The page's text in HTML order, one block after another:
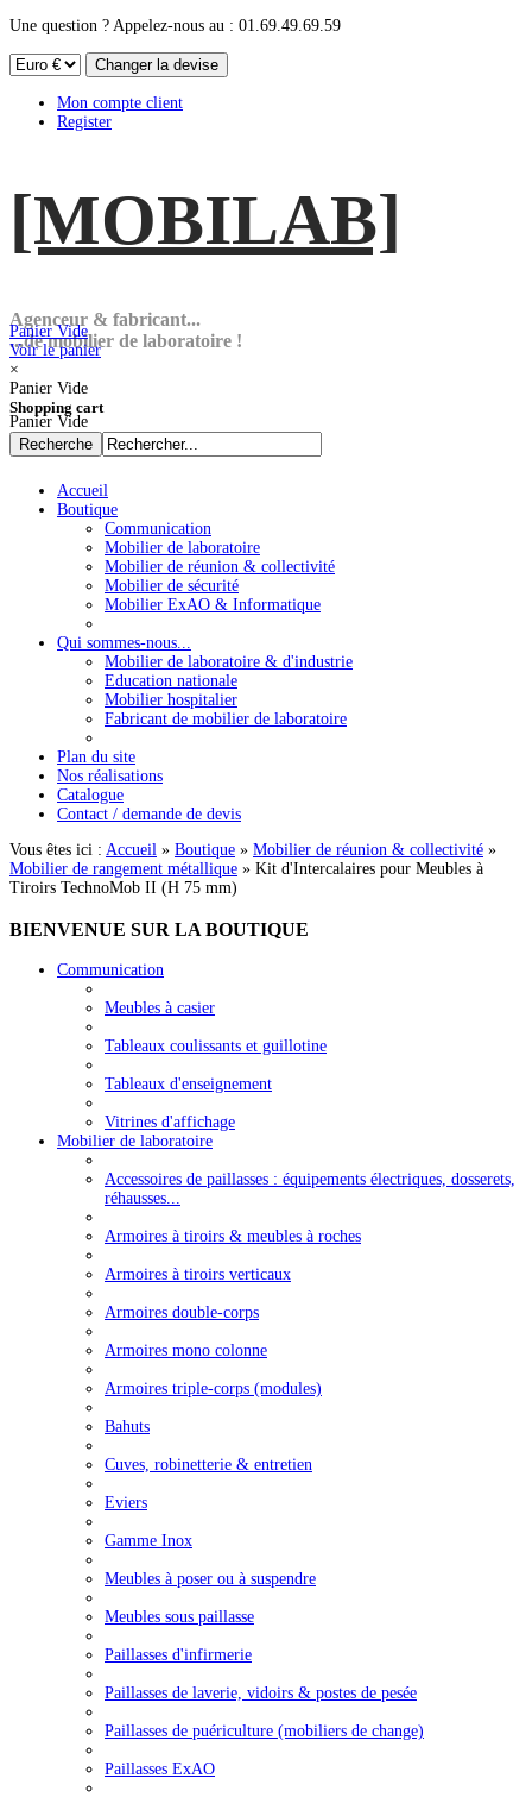
Une question ? Appelez-nous au : 01.69.49.69.59
Mon compte client
Register
[MOBILAB]
Agenceur & fabricant...
...de mobilier de laboratoire !
Panier Vide
Voir le panier
×
Panier Vide
Shopping cart
Panier Vide
Accueil
Boutique
Communication
Mobilier de laboratoire
Mobilier de réunion & collectivité
Mobilier de sécurité
Mobilier ExAO & Informatique
Qui sommes-nous...
Mobilier de laboratoire & d'industrie
Education nationale
Mobilier hospitalier
Fabricant de mobilier de laboratoire
Plan du site
Nos réalisations
Catalogue
Contact / demande de devis
Vous êtes ici : Accueil » Boutique » Mobilier de réunion & collectivité »
Mobilier de rangement métallique » Kit d'Intercalaires pour Meubles à
Tiroirs TechnoMob II (H 75 mm)
BIENVENUE SUR LA BOUTIQUE
Communication
Meubles à casier
Tableaux coulissants et guillotine
Tableaux d'enseignement
Vitrines d'affichage
Mobilier de laboratoire
Accessoires de paillasses : équipements électriques, dosserets,
réhausses...
Armoires à tiroirs & meubles à roches
Armoires à tiroirs verticaux
Armoires double-corps
Armoires mono colonne
Armoires triple-corps (modules)
Bahuts
Cuves, robinetterie & entretien
Eviers
Gamme Inox
Meubles à poser ou à suspendre
Meubles sous paillasse
Paillasses d'infirmerie
Paillasses de laverie, vidoirs & postes de pesée
Paillasses de puériculture (mobiliers de change)
Paillasses ExAO